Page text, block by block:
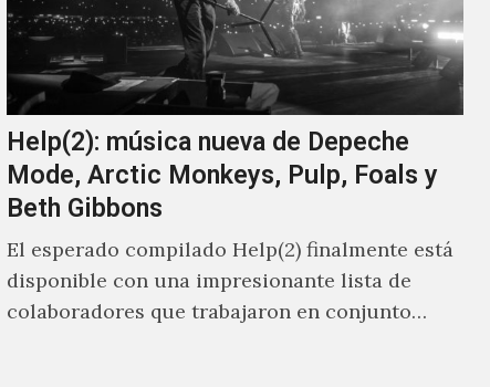
Help(2): música nueva de Depeche
Mode, Arctic Monkeys, Pulp, Foals y
Beth Gibbons
El esperado compilado Help(2) finalmente está
disponible con una impresionante lista de
colaboradores que trabajaron en conjunto